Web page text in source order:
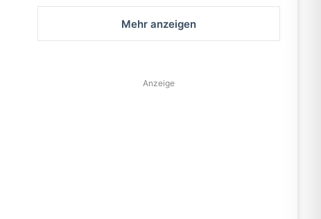
Mehr anzeigen
Anzeige